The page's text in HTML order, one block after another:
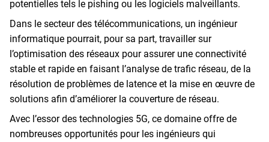
potentielles tels le pishing ou les logiciels malveillants.
Dans le secteur des télécommunications, un ingénieur
informatique pourrait, pour sa part, travailler sur
l’optimisation des réseaux pour assurer une connectivité
stable et rapide en faisant l’analyse de trafic réseau, de la
résolution de problèmes de latence et la mise en œuvre de
solutions afin d’améliorer la couverture de réseau.
Avec l’essor des technologies 5G, ce domaine offre de
nombreuses opportunités pour les ingénieurs qui